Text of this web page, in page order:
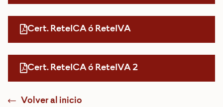
Cert. ReteICA ó ReteIVA
Cert. ReteICA ó ReteIVA 2
Volver al inicio